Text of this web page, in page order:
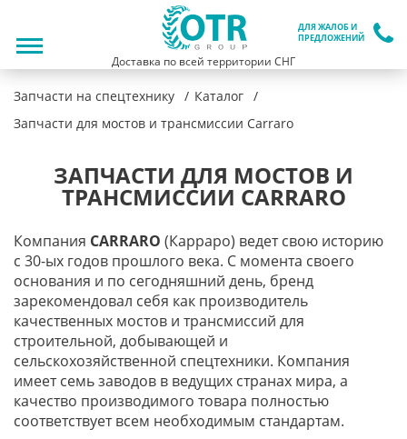
ДЛЯ ЖАЛОБ И
ПРЕДЛОЖЕНИЙ
Доставка по всей территории СНГ
Запчасти на спецтехнику
Каталог
Запчасти для мостов и трансмиссии Carraro
ЗАПЧАСТИ ДЛЯ МОСТОВ И
ТРАНСМИССИИ CARRARO
Компания CARRARO (Карраро) ведет свою историю
с 30-ых годов прошлого века. С момента своего
основания и по сегодняшний день, бренд
зарекомендовал себя как производитель
качественных мостов и трансмиссий для
строительной, добывающей и
сельскохозяйственной спецтехники. Компания
имеет семь заводов в ведущих странах мира, а
качество производимого товара полностью
соответствует всем необходимым стандартам.